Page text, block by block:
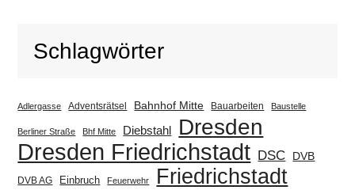
Schlagwörter
Adlergasse Adventsrätsel Bahnhof Mitte Bauarbeiten Baustelle
Berliner Straße Bhf Mitte Diebstahl Dresden
Dresden Friedrichstadt DSC DVB
DVB AG Einbruch Feuerwehr Friedrichstadt